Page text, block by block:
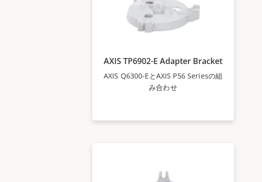
AXIS TP6902-E Adapter Bracket
AXIS Q6300-EとAXIS P56 Seriesの組
み合わせ